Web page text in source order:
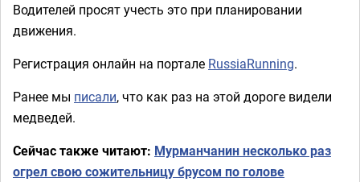
Водителей просят учесть это при планировании
движения.
Регистрация онлайн на портале RussiaRunning.
Ранее мы писали, что как раз на этой дороге видели
медведей.
Сейчас также читают: Мурманчанин несколько раз
огрел свою сожительницу брусом по голове